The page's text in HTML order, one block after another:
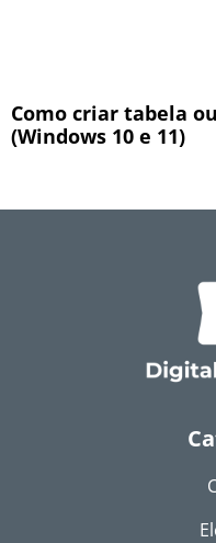
Como criar tabela
(Windows 10 e 11)